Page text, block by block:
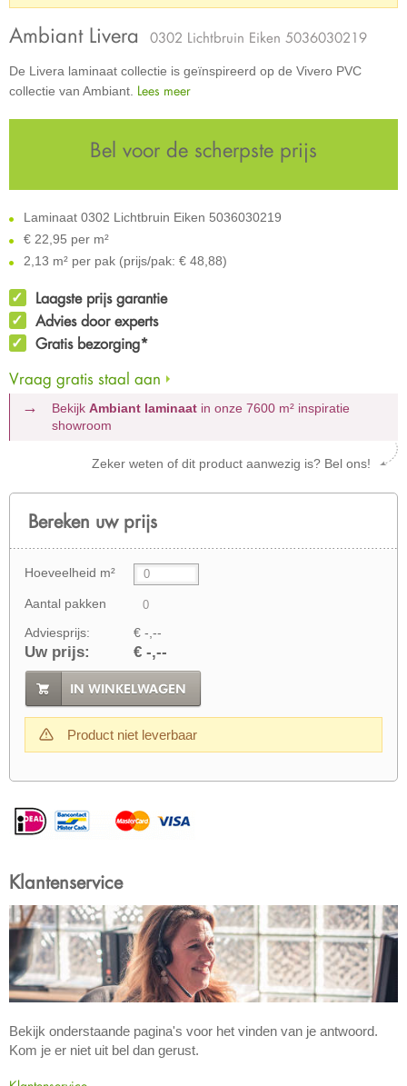
Ambiant Livera 0302 Lichtbruin Eiken 5036030219
De Livera laminaat collectie is geïnspireerd op de Vivero PVC
collectie van Ambiant. Lees meer
Bel voor de scherpste prijs
Laminaat 0302 Lichtbruin Eiken 5036030219
€ 22,95 per m²
2,13 m² per pak (prijs/pak: € 48,88)
Laagste prijs garantie
Advies door experts
Gratis bezorging*
Vraag gratis staal aan
Bekijk Ambiant laminaatin onze 7600 m² inspiratie
showroom
Zeker weten of dit product aanwezig is? Bel ons!
Bereken uw prijs
Hoeveelheid m²
Aantal pakken
Adviesprijs: € -,--
Uw prijs: € -,--
IN WINKELWAGEN
Product niet leverbaar
Klantenservice
Bekijk onderstaande pagina's voor het vinden van je antwoord.
Kom je er niet uit bel dan gerust.